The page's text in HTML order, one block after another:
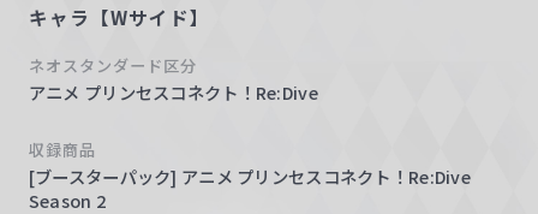
キャラ【Wサイド】
ネオスタンダード区分
アニメ プリンセスコネクト！Re:Dive
収録商品
[ブースターパック] アニメ プリンセスコネクト！Re:Dive
Season 2